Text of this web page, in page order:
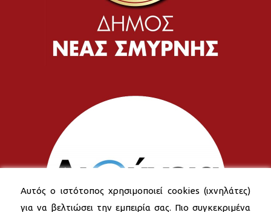
Αυτός ο ιστότοπος χρησιμοποιεί cookies (ιχνηλάτες)
για να βελτιώσει την εμπειρία σας. Πιο συγκεκριμένα